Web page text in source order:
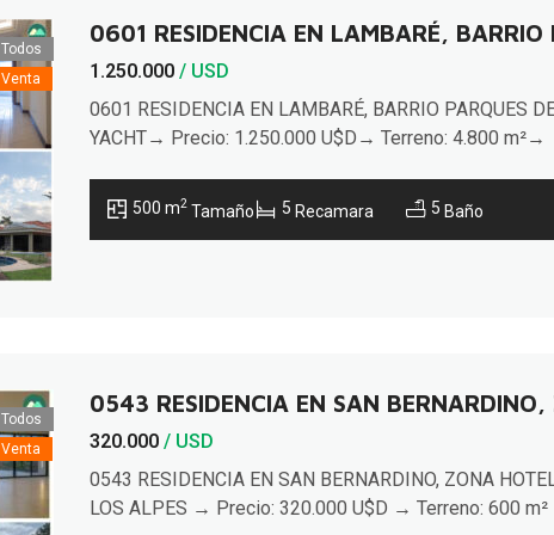
Todos
Venta
0601 RESIDENCIA EN LAMBARÉ, BARRIO
1.250.000 / USD
0601 RESIDENCIA EN LAMBARÉ, BARRIO PARQUES
YACHT→ Precio: 1.250.000 U$D→ Terreno: 4.800 m²→
directa al campo de golf (hoyo 2), ubicada a minutos del
Hotel Yacht y Golf Club, en un entorno de privacidad,
500 m2 Tamaño 5 Recamara 5 Baño
Todos
Venta
0543 RESIDENCIA EN SAN BERNARDINO,
320.000 / USD
0543 RESIDENCIA EN SAN BERNARDINO, ZONA
LOS ALPES → Precio: 320.000 U$D → Terreno: 600 m²